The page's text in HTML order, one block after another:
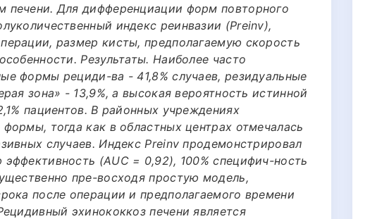
печени. Для дифференциации форм повторного
индекс реинвазии (Preinv),
размер кисты, предполагаемую скорость
Результаты. Наиболее часто
формы рециди-ва - 41,8% случаев, резидуальные
зона» - 13,9%, а высокая вероятность истинной
пациентов. В районных учреждениях
тогда как в областных центрах отмечалась
случаев. Индекс Preinv продемонстрировал
(AUC = 0,92), 100% специфич-ность
пре-восходя простую модель,
после операции и предполагаемого времени
эхинококкоз печени является